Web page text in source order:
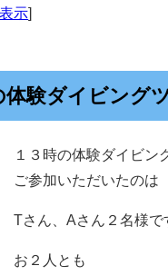
表示]
体験ダイビング
１３時の体験ダイビン
ご参加いただいたのは
Tさん、Aさん２名様で
お２人とも